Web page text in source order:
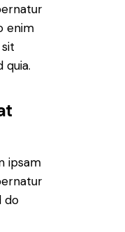
enim
quia.
ipsam
do